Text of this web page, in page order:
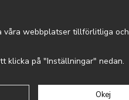
webbplatser tillförlitliga
klicka på "Inställningar" nedan.
Okej